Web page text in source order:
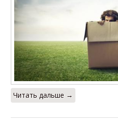
Читать дальше →